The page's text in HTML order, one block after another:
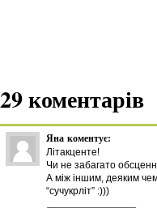
29 коментарів
Яна коментує:
Літакценте!
Чи не забагато
А між іншим, деяким
“сучукрліт” :)))